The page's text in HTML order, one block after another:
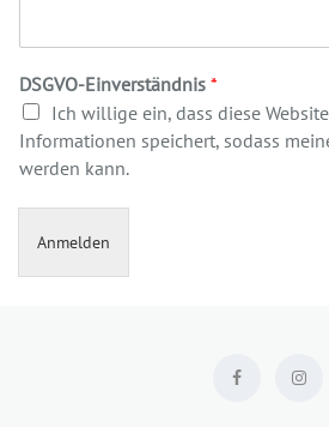
DSGVO-Einverständnis *
Ich willige ein, dass diese
Informationen speichert, sodass
werden kann.
Anmelden